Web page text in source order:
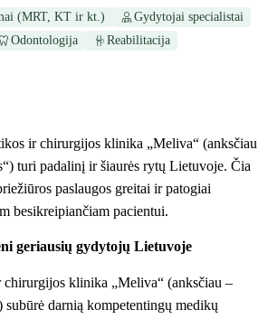
(MRT, KT ir kt.)
Gydytojai specialistai
Odontologija Reabilitacija
ir chirurgijos klinika „Meliva“ (anksčiau
turi padalinį ir šiaurės rytų Lietuvoje. Čia
paslaugos greitai ir patogiai
besikreipiančiam pacientui.
geriausių gydytojų Lietuvoje
chirurgijos klinika „Meliva“ (anksčiau –
darnią kompetentingų medikų